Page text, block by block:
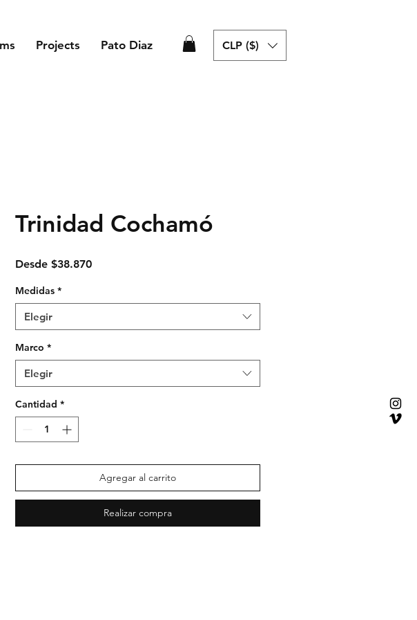
Projects Pato Diaz CLP ($)
Trinidad Cochamó
Desde $38.870Precio
Medidas *
Elegir
Marco *
Elegir
Cantidad *
Agregar al carrito
Realizar compra